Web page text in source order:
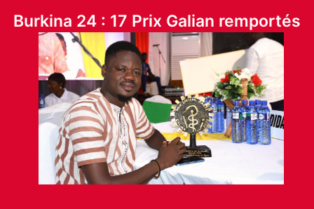
Burkina 24 : 17 Prix Galian remportés